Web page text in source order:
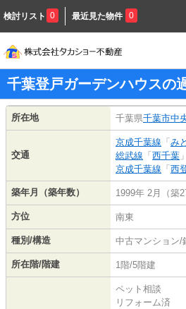
検討リスト 0 最近見た物件 0
千葉登戸ガーデンハウスの
所在地 千葉県千葉市中
交通
京成千葉線 「 み
総武線 「 西千葉
京成千葉線 「 西
築年月（築年数） 1999年 2月（築
方位 南東
種別/構造 中古マンション/
所在階/階建 1階/5階建
ペット相談
リフォーム済